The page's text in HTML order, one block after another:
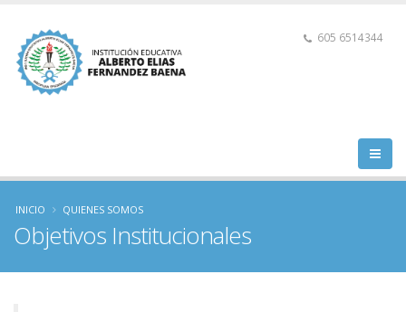
605 6514344
INICIO QUIENES SOMOS
Objetivos Institucionales